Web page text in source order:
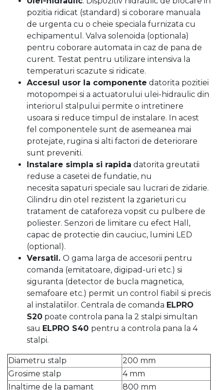
pozitia ridicat (standard) si coborare manuala
de urgenta cu o cheie speciala furnizata cu
echipamentul. Valva solenoida (optionala)
pentru coborare automata in caz de pana de
curent. Testat pentru utilizare intensiva la
temperaturi scazute si ridicate.
Accesul usor la componente datorita pozitiei
motopompei si a actuatorului ulei-hidraulic din
interiorul stalpului permite o intretinere
usoara si reduce timpul de instalare. In acest
fel componentele sunt de asemeanea mai
protejate, rugina si alti factori de deteriorare
sunt preveniti.
Instalare simpla si rapida datorita greutatii
reduse a casetei de fundatie, nu
necesita sapaturi speciale sau lucrari de zidarie.
Cilindru din otel rezistent la zgarieturi cu
tratament de cataforeza vopsit cu pulbere de
poliester. Senzori de limitare cu efect Hall,
capac de protectie din cauciuc, lumini LED
(optional).
Versatil. O gama larga de accesorii pentru
comanda (emitatoare, digipad-uri etc.) si
siguranta (detector de bucla magnetica,
semafoare etc.) permit un control fiabil si precis
al instalatiilor. Centrala de comanda ELPRO
S20 poate controla pana la 2 stalpi simultan
sau ELPRO S40 pentru a controla pana la 4
stalpi.
Diametru stalp
200 mm
Grosime stalp
4 mm
Inaltime de la pamant
800 mm